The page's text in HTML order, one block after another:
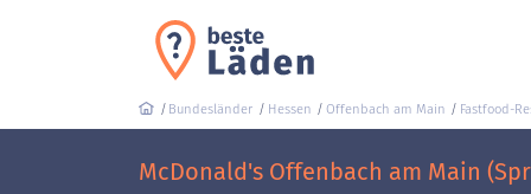
Bundesländer Hessen Offenbach am Main Fastfood-
McDonald's Offenbach am Main